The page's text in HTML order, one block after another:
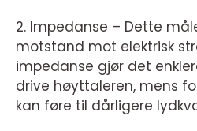
2. Impedanse – Dette
motstand mot elektrisk
impedanse gjør det
drive høyttaleren, mens
kan føre til dårligere